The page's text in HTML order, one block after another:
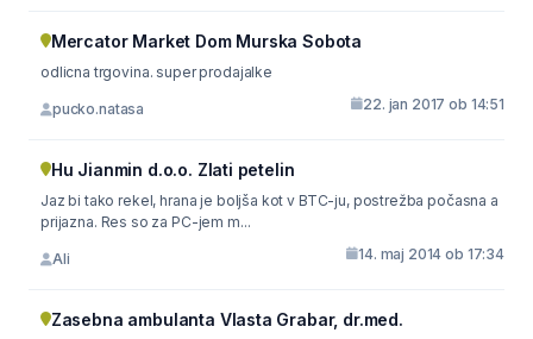
Mercator Market Dom Murska Sobota
odlicna trgovina. super prodajalke
pucko.natasa 22. jan 2017 ob 14:51
Hu Jianmin d.o.o. Zlati petelin
Jaz bi tako rekel, hrana je boljša kot v BTC-ju, postrežba počasna a
prijazna. Res so za PC-jem m...
Ali 14. maj 2014 ob 17:34
Zasebna ambulanta Vlasta Grabar, dr.med.